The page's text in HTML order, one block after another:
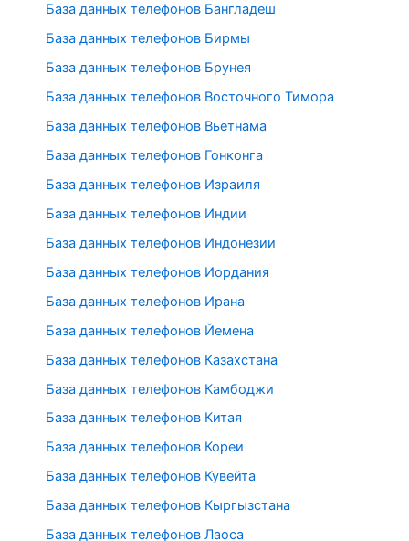
База данных телефонов Бангладеш
База данных телефонов Бирмы
База данных телефонов Брунея
База данных телефонов Восточного Тимора
База данных телефонов Вьетнама
База данных телефонов Гонконга
База данных телефонов Израиля
База данных телефонов Индии
База данных телефонов Индонезии
База данных телефонов Иордания
База данных телефонов Ирана
База данных телефонов Йемена
База данных телефонов Казахстана
База данных телефонов Камбоджи
База данных телефонов Китая
База данных телефонов Кореи
База данных телефонов Кувейта
База данных телефонов Кыргызстана
База данных телефонов Лаоса